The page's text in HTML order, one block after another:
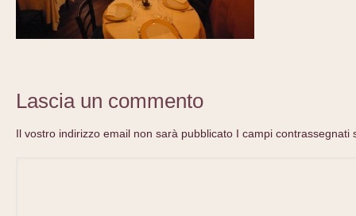
Lascia un commento
Il vostro indirizzo email non sarà pubblicato I campi contrassegnati